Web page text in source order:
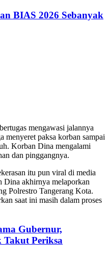
BIAS 2026 Sebanyak
mengawasi jalannya
menyeret paksa korban sampai
Korban Dina mengalami
dan pinggangnya.
itu pun viral di media
Dina akhirnya melaporkan
Polrestro Tangerang Kota.
saat ini masih dalam proses
Gubernur,
Periksa